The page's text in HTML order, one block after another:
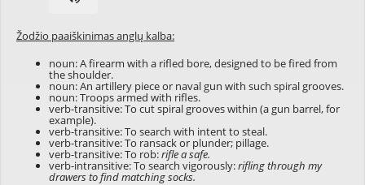
Žodžio paaiškinimas anglų kalba:
noun: A firearm with a rifled bore, designed to be fired from
the shoulder.
noun: An artillery piece or naval gun with such spiral grooves.
noun: Troops armed with rifles.
verb-transitive: To cut spiral grooves within (a gun barrel, for
example).
verb-transitive: To search with intent to steal.
verb-transitive: To ransack or plunder; pillage.
verb-transitive: To rob:rifle a safe.
verb-intransitive: To search vigorously:rifling through my
drawers to find matching socks.